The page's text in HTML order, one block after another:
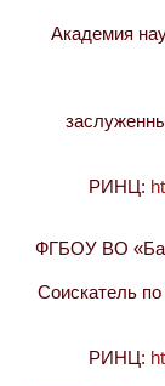
Академия
РИНЦ:
ФГБОУ ВО
Соискатель
РИНЦ: